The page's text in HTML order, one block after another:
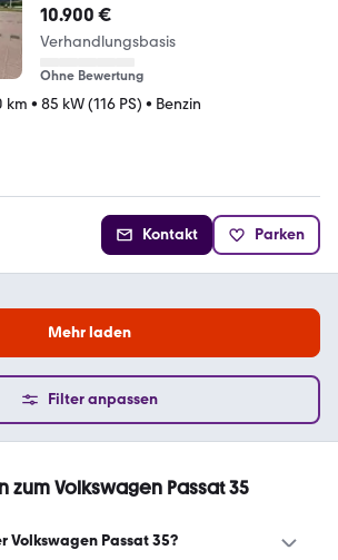
10.900 €
Verhandlungsbasis
Ohne Bewertung
km • 85 kW (116 PS) • Benzin
Kontakt Parken
Mehr laden
Filter anpassen
zum Volkswagen Passat 35
Volkswagen Passat 35?